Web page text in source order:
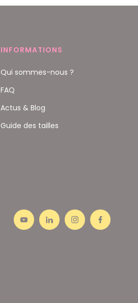
INFORMATIONS
Qui sommes-nous ?
FAQ
Actus & Blog
Guide des tailles